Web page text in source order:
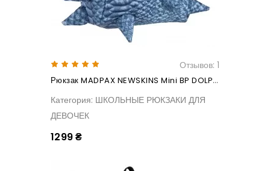
Отзывов: 1
Рюкзак MADPAX NEWSKINS Mini BP DOLPHINIOUS
Категория: ШКОЛЬНЫЕ РЮКЗАКИ ДЛЯ
ДЕВОЧЕК
1299 ₴